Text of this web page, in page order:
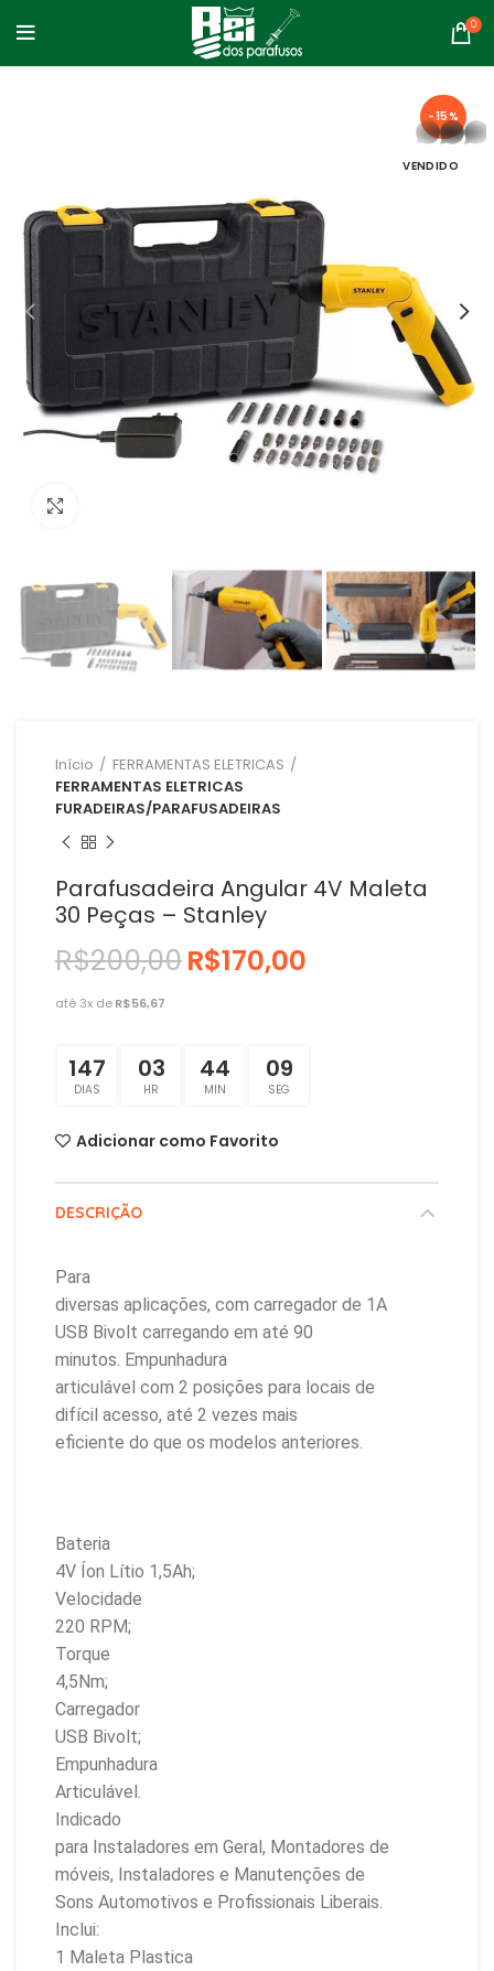
0
-15%
VENDIDO
Início
FERRAMENTAS ELETRICAS
FERRAMENTAS ELETRICAS
FURADEIRAS/PARAFUSADEIRAS
Parafusadeira Angular 4V Maleta
30 Peças – Stanley
R$200,00R$170,00
R$
147
DIAS
03
HR
44
MIN
09
SEG
Adicionar como Favorito
DESCRIÇÃO
Para
diversas aplicações, com carregador de 1A
USB Bivolt carregando em até 90
minutos. Empunhadura
articulável com 2 posições para locais de
difícil acesso, até 2 vezes mais
eficiente do que os modelos anteriores.
Bateria
4V Íon Lítio 1,5Ah;
Velocidade
220 RPM;
Torque
4,5Nm;
Carregador
USB Bivolt;
Empunhadura
Articulável.
Indicado
para Instaladores em Geral, Montadores de
móveis, Instaladores e Manutenções de
Sons Automotivos e Profissionais Liberais.
Inclui:
1 Maleta Plastica
whatsapp